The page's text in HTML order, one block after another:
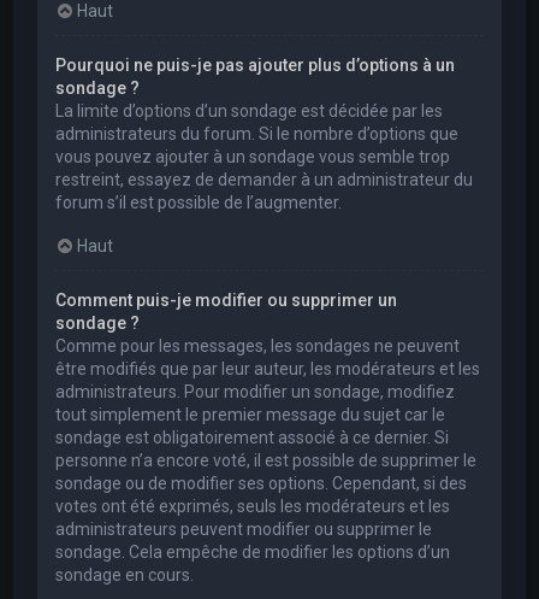
Haut
Pourquoi ne puis-je pas ajouter plus d’options à un
sondage ?
La limite d’options d’un sondage est décidée par les
administrateurs du forum. Si le nombre d’options que
vous pouvez ajouter à un sondage vous semble trop
restreint, essayez de demander à un administrateur du
forum s’il est possible de l’augmenter.
Haut
Comment puis-je modifier ou supprimer un
sondage ?
Comme pour les messages, les sondages ne peuvent
être modifiés que par leur auteur, les modérateurs et les
administrateurs. Pour modifier un sondage, modifiez
tout simplement le premier message du sujet car le
sondage est obligatoirement associé à ce dernier. Si
personne n’a encore voté, il est possible de supprimer le
sondage ou de modifier ses options. Cependant, si des
votes ont été exprimés, seuls les modérateurs et les
administrateurs peuvent modifier ou supprimer le
sondage. Cela empêche de modifier les options d’un
sondage en cours.